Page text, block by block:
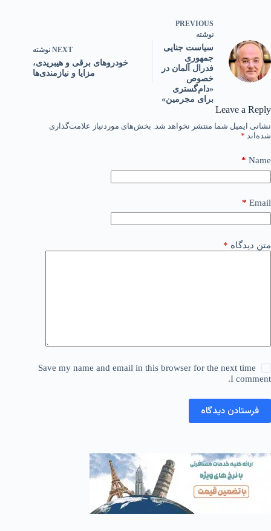
PREVIOUS
نوشته
سیاست جنایی
جمهوری
فدرال آلمان در
خصوص
«دام‌گستری
برای مجرمین»
NEXT نوشته
خودروهای برقی و هیبریدی،
مزایا و نیازمندی‌ها
Leave a Reply
نشانی ایمیل شما منتشر نخواهد شد. بخش‌های موردنیاز علامت‌گذاری
شده‌اند *
Name
*
Email
*
متن دیدگاه *
Save my name and email in this browser for the next time
I comment.
فرستادن دیدگاه